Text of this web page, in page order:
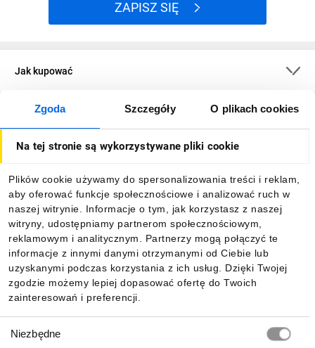
Zgoda Szczegóły O plikach cookies
Na tej stronie są wykorzystywane pliki cookie
Plików cookie używamy do spersonalizowania treści i reklam,
aby oferować funkcje społecznościowe i analizować ruch w
naszej witrynie. Informacje o tym, jak korzystasz z naszej
witryny, udostępniamy partnerom społecznościowym,
reklamowym i analitycznym. Partnerzy mogą połączyć te
informacje z innymi danymi otrzymanymi od Ciebie lub
uzyskanymi podczas korzystania z ich usług. Dzięki Twojej
zgodzie możemy lepiej dopasować ofertę do Twoich
zainteresowań i preferencji.
zgody
Niezbędne
ZAPISZ SIĘ
Jak kupować
O firmie
Informacje
Pobierz naszą aplikację mobilną: